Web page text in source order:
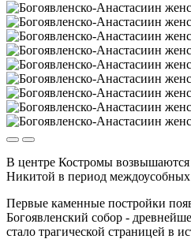
В центре Костромы возвышаются
Никитой в период
Первые каменные постройки
Богоявленский собор -
стало трагической страницей в